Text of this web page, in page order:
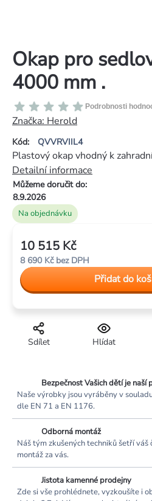
Okap pro
4000 mm .
Kód: QVVRVIIL4
Průměrné
hodnocení
produktu
je
0,0
z
5
hvězdiček.
Podrobnosti
Značka: Herold
Na objednávku
Můžeme doručit do:
8.9.2026
Plastový okap vhodný k
Detailní informace
Hlídat
Sdílet
10 515 Kč
8 690 Kč bez DPH
cena:
Přidat do
Bezpečnost Vašich dětí je naší
Naše výrobky jsou vyráběny v
dle EN 71 a EN 1176.
Odborná montáž
Náš tým zkušených techniků šetří
montáž za vás.
Jistota kamenné prodejny
Zde si vše prohlédnete, vyzkoušíte i